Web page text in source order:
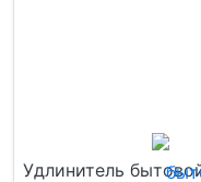
Удлинитель